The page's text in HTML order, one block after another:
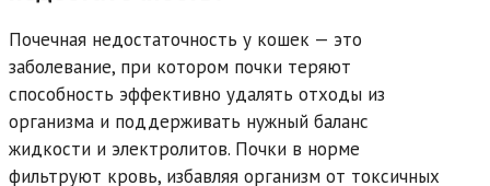
Почечная недостаточность у кошек — это
заболевание, при котором почки теряют
способность эффективно удалять отходы из
организма и поддерживать нужный баланс
жидкости и электролитов. Почки в норме
фильтруют кровь, избавляя организм от токсичных